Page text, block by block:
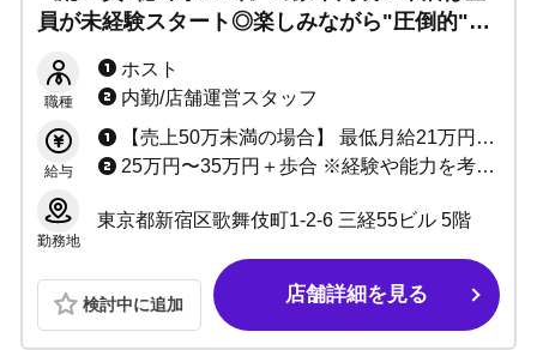
員が未経験スタート◎楽しみながら"圧倒的"に
職種
ホスト
内勤/店舗運営スタッフ
給与
【売上50万未満の場合】 最低月給21万円+売上50%バック+指名ポイントバック＋各種賞金 【売上50万以上の場合】 売上最低50%〜最大94.7%バック+指名ポイントバック+ボーナス＋各種賞金
25万円〜35万円＋歩合 ※経験や能力を考慮して決定致します
勤務地
東京都新宿区歌舞伎町1-2-6 三経55ビル 5階
検討中に追加 店舗詳細を見る